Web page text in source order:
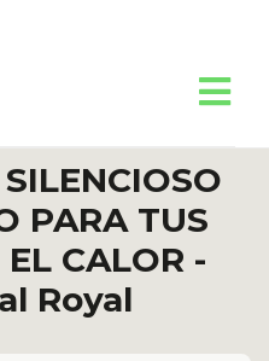
PARA TUS
CALOR -
Royal